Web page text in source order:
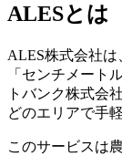
ALESとは
ALES株式会社は
「センチメート
トバンク株式会
どのエリアで手
このサービスは